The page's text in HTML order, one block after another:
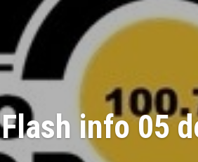
Flash info 05